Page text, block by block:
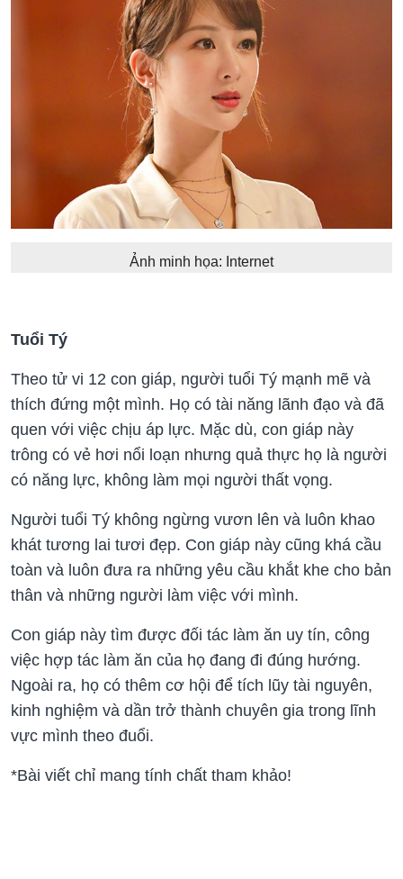
Ảnh minh họa: Internet
Tuổi Tý
Theo tử vi 12 con giáp, người tuổi Tý mạnh mẽ và
thích đứng một mình. Họ có tài năng lãnh đạo và đã
quen với việc chịu áp lực. Mặc dù, con giáp này
trông có vẻ hơi nổi loạn nhưng quả thực họ là người
có năng lực, không làm mọi người thất vọng.
Người tuổi Tý không ngừng vươn lên và luôn khao
khát tương lai tươi đẹp. Con giáp này cũng khá cầu
toàn và luôn đưa ra những yêu cầu khắt khe cho bản
thân và những người làm việc với mình.
Con giáp này tìm được đối tác làm ăn uy tín, công
việc hợp tác làm ăn của họ đang đi đúng hướng.
Ngoài ra, họ có thêm cơ hội để tích lũy tài nguyên,
kinh nghiệm và dần trở thành chuyên gia trong lĩnh
vực mình theo đuổi.
*Bài viết chỉ mang tính chất tham khảo!